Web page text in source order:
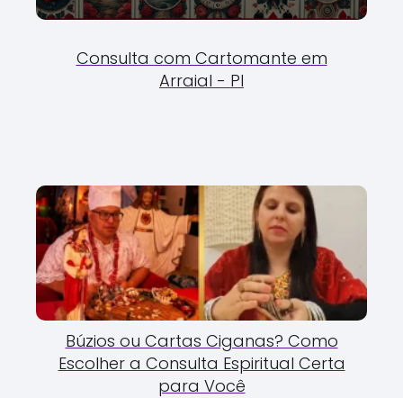
Consulta com Cartomante em
Arraial - PI
Búzios ou Cartas Ciganas? Como
Escolher a Consulta Espiritual Certa
para Você